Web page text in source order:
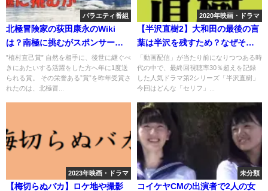
バラエティ番組
北極冒険家の荻田康永のWiki
は？南極に挑むがスポンサーや
資金は？
”植村直己賞” 自然を相手に、後世に継ぐべ
きにあたいする活躍をした方へ年に1度送
られる賞。 その栄誉ある”賞”を昨年受賞さ
れたのは、北極冒...
2020年映画・ドラマ
【半沢直樹2】大和田の最後の言
葉は半沢を残すため？なぜそこ
までする？
「動画配信」が当たり前になりつつある時
代の中で、最終回視聴率30％超えを記録
した人気ドラマ第2シリーズ「半沢直樹」
今回はどんな「セリフ」...
2023年映画・ドラマ
【梅切らぬバカ】ロケ地や撮影
未分類
コイケヤCMの出演者で2人の女